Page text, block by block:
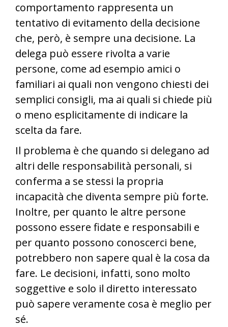
comportamento rappresenta un
tentativo di evitamento della decisione
che, però, è sempre una decisione. La
delega può essere rivolta a varie
persone, come ad esempio amici o
familiari ai quali non vengono chiesti dei
semplici consigli, ma ai quali si chiede più
o meno esplicitamente di indicare la
scelta da fare.
Il problema è che quando si delegano ad
altri delle responsabilità personali, si
conferma a se stessi la propria
incapacità che diventa sempre più forte.
Inoltre, per quanto le altre persone
possono essere fidate e responsabili e
per quanto possono conoscerci bene,
potrebbero non sapere qual è la cosa da
fare. Le decisioni, infatti, sono molto
soggettive e solo il diretto interessato
può sapere veramente cosa è meglio per
sé.